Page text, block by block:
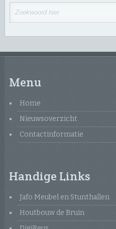
Menu
Home
Nieuwsoverzicht
Contactinformatie
Handige Links
Jafo Meubel en Stunthallen
Houtbouw de Bruin